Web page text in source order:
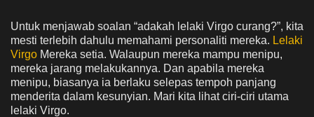
Untuk menjawab soalan “adakah lelaki Virgo curang?”, kita
mesti terlebih dahulu memahami personaliti mereka. Lelaki
Virgo Mereka setia. Walaupun mereka mampu menipu,
mereka jarang melakukannya. Dan apabila mereka
menipu, biasanya ia berlaku selepas tempoh panjang
menderita dalam kesunyian. Mari kita lihat ciri-ciri utama
lelaki Virgo.